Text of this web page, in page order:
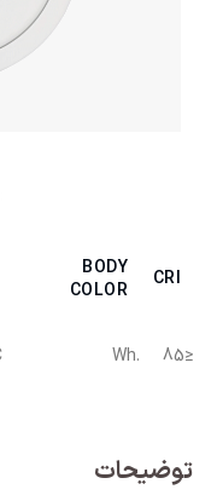
CRI
BODY
COLOR
≤85
.Wh
توضیحات